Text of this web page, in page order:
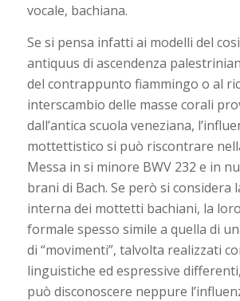
vocale, bachiana.
Se si pensa infatti ai modelli del
antiquus di ascendenza
del contrappunto fiammingo o al
interscambio delle masse corali
dall’antica scuola veneziana,
mottettistico si può riscontrare
Messa in si minore BWV 232 e in
brani di Bach. Se però si considera
interna dei mottetti bachiani, la
formale spesso simile a quella di
di “movimenti”, talvolta realizzati
linguistiche ed espressive
può disconoscere neppure